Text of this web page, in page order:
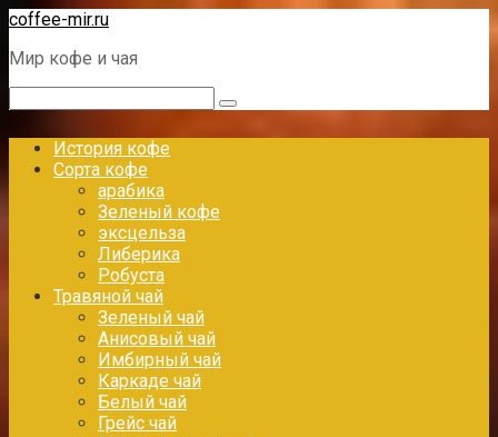
Перейти
контенту
coffee-mir.ru
Мир кофе и чая
История кофе
Сорта кофе
арабика
Зеленый кофе
эксцельза
Либерика
Робуста
Травяной чай
Зеленый чай
Анисовый чай
Имбирный чай
Каркаде чай
Белый чай
Грейс чай